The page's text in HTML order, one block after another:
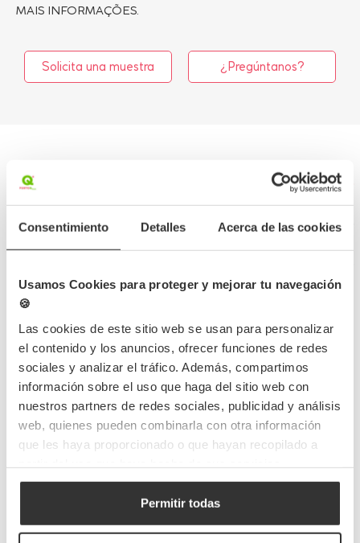
Consentimiento Detalles Acerca de las cookies
Usamos Cookies para proteger y mejorar tu navegación
🍪
Las cookies de este sitio web se usan para personalizar
el contenido y los anuncios, ofrecer funciones de redes
sociales y analizar el tráfico. Además, compartimos
información sobre el uso que haga del sitio web con
nuestros partners de redes sociales, publicidad y análisis
web, quienes pueden combinarla con otra información
que les haya proporcionado o que hayan recopilado a
Permitir todas
MAIS INFORMAÇÕES.
Solicita una muestra ¿Pregúntanos?
Mais informações
Dados do produto
Conclua o seu pedido
kraft con asas
Sacos de papel
brancos com
papel brancas